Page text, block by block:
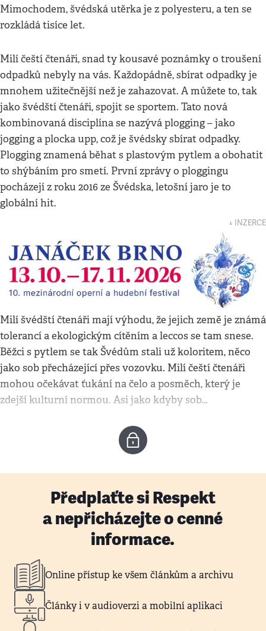
Mimochodem, švédská utěrka je z polyesteru, a ten se
rozkládá tisíce let.
Milí čeští čtenáři, snad ty kousavé poznámky o troušení
odpadků nebyly na vás. Každopádně, sbírat odpadky je
mnohem užitečnější než je zahazovat. A můžete to, tak
jako švédští čtenáři, spojit se sportem. Tato nová
kombinovaná disciplína se nazývá plogging – jako
jogging a plocka upp, což je švédsky sbírat odpadky.
Plogging znamená běhat s plastovým pytlem a obohatit
to shýbáním pro smetí. První zprávy o ploggingu
pocházejí z roku 2016 ze Švédska, letošní jaro je to
globální hit.
↓ INZERCE
Milí švédští čtenáři mají výhodu, že jejich země je známá
tolerancí a ekologickým cítěním a leccos se tam snese.
Běžci s pytlem se tak Švédům stali už koloritem, něco
jako sob přecházející přes vozovku. Milí čeští čtenáři
mohou očekávat ťukání na čelo a posměch, který je
zdejší kulturní normou. Asi jako kdyby sob…
Předplaťte si Respekt
a nepřicházejte o cenné
informace.
Online přístup ke všem článkům a archivu
Články i v audioverzi a mobilní aplikaci